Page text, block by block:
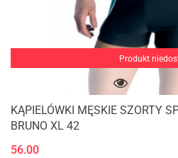
Produkt
KĄPIELÓWKI MĘSKIE SZORTY
BRUNO XL 42
56.00